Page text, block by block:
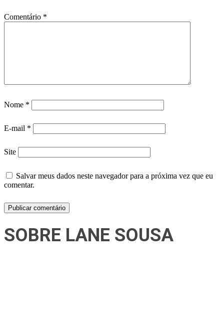
Comentário *
Nome *
E-mail *
Site
Salvar meus dados neste navegador para a próxima vez que eu
comentar.
SOBRE LANE SOUSA